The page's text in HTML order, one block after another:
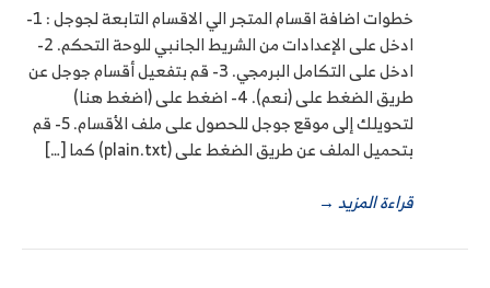
خطوات اضافة اقسام المتجر الي الاقسام التابعة لجوجل : 1-
ادخل على الإعدادات من الشريط الجانبي للوحة التحكم. 2-
ادخل على التكامل البرمجي. 3- قم بتفعيل أقسام جوجل عن
طريق الضغط على (نعم). 4- اضغط على (اضغط هنا)
لتحويلك إلى موقع جوجل للحصول على ملف الأقسام. 5- قم
بتحميل الملف عن طريق الضغط على (plain.txt) كما […]
قراءة المزيد →